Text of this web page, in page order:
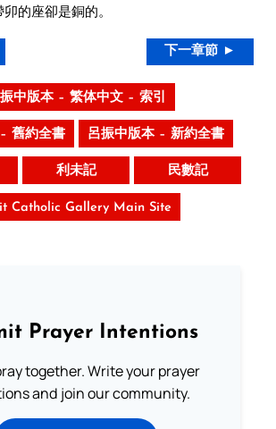
的座卻是銅的。
下一章節 ►
中版本 – 繁体中文 – 索引
舊約全書 呂振中版本 – 新約全書
利未記 民數記
Catholic Gallery Main Site
Prayer Intentions
together. Write your prayer
and join our community.